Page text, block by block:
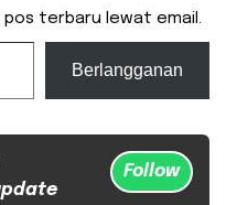
terbaru lewat email.
Berlangganan
Follow